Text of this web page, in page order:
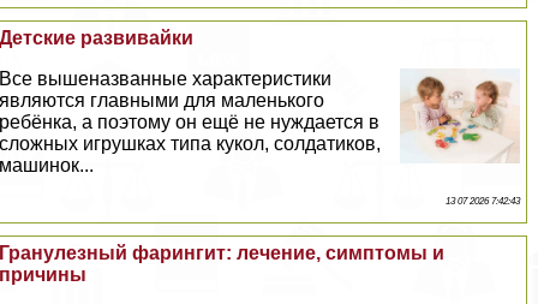
Детские развивайки
Все вышеназванные хаpaктеристики
являются главными для маленького
ребёнка, а поэтому он ещё не нуждается в
сложных игрушках типа кукол, солдатиков,
машинок...
13 07 2026 7:42:43
Гранулезный фарингит: лечение, симптомы и
причины